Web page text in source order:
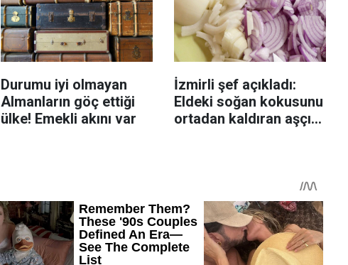
Durumu iyi olmayan
Almanların göç ettiği
ülke! Emekli akını var
İzmirli şef açıkladı:
Eldeki soğan kokusunu
ortadan kaldıran aşçı